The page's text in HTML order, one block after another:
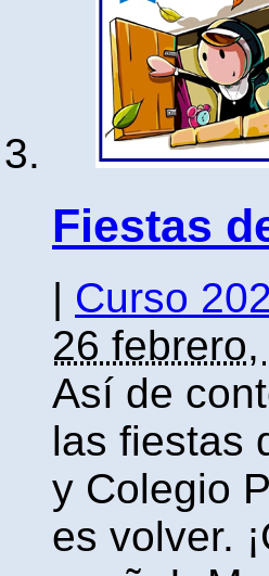
Fiestas
| Curso
26
Así de
las fiestas
y Colegio
es volver.